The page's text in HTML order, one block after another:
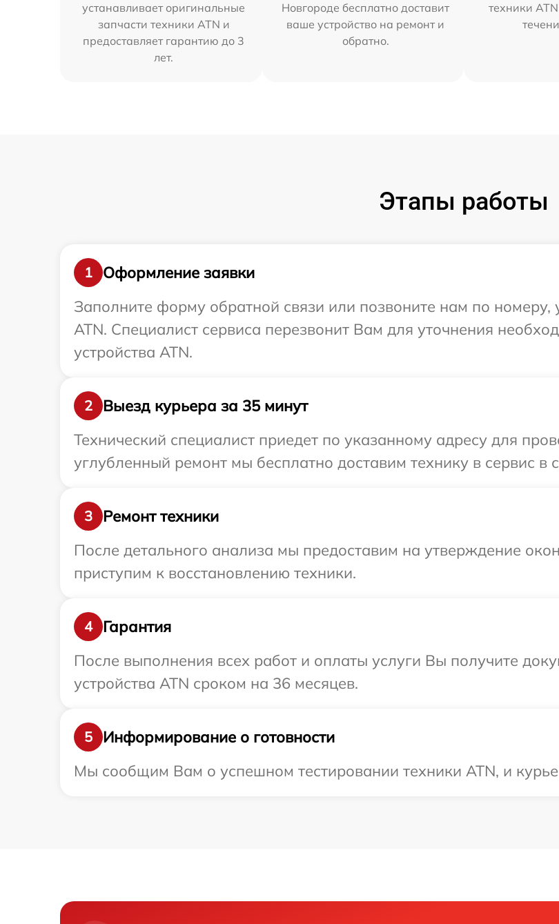
устанавливает оригинальные
запчасти техники ATN и
предоставляет гарантию до 3
лет.
Новгороде бесплатно доставит
ваше устройство на ремонт и
обратно.
техники
Этапы работы
1
Оформление заявки
Заполните форму обратной связи или позвоните нам по номеру,
ATN. Специалист сервиса перезвонит Вам для уточнения
устройства ATN.
2
Выезд курьера за 35 минут
Технический специалист приедет по указанному адресу для
углубленный ремонт мы бесплатно доставим технику в сервис в
3
Ремонт техники
После детального анализа мы предоставим на утверждение
приступим к восстановлению техники.
4
Гарантия
После выполнения всех работ и оплаты услуги Вы получите
устройства ATN сроком на 36 месяцев.
5
Информирование о готовности
Мы сообщим Вам о успешном тестировании техники ATN, и